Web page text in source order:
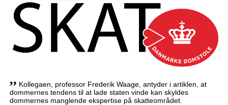
,, Kollegaen, professor Frederik Waage, antyder i artiklen, at
dommernes tendens til at lade staten vinde kan skyldes
dommernes manglende ekspertise på skatteområdet.